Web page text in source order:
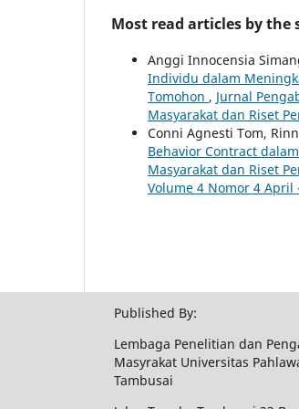
Most read articles by the
Anggi Innocensia
Individu dalam
Tomohon , Jurnal
Masyarakat dan Riset
Conni Agnesti Tom,
Behavior Contract
Masyarakat dan Riset
Volume 4 Nomor 4 April
Published By:
Lembaga Penelitian dan
Masyrakat Universitas
Tambusai